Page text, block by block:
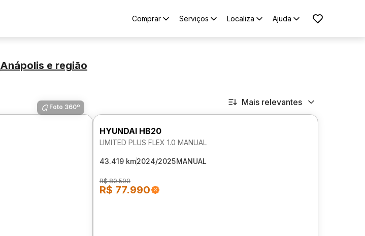
Comprar Serviços Localiza Ajuda
Anápolis e região
Mais relevantes
Foto 360º
HYUNDAI HB20
LIMITED PLUS FLEX 1.0 MANUAL
43.419 km2024/2025MANUAL
R$ 80.590
R$ 77.990